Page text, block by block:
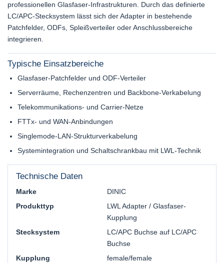
professionellen Glasfaser-Infrastrukturen. Durch das definierte
LC/APC-Stecksystem lässt sich der Adapter in bestehende
Patchfelder, ODFs, Spleißverteiler oder Anschlussbereiche
integrieren.
Typische Einsatzbereiche
Glasfaser-Patchfelder und ODF-Verteiler
Serverräume, Rechenzentren und Backbone-Verkabelung
Telekommunikations- und Carrier-Netze
FTTx- und WAN-Anbindungen
Singlemode-LAN-Strukturverkabelung
Systemintegration und Schaltschrankbau mit LWL-Technik
Technische Daten
Marke
DINIC
Produkttyp
LWL Adapter / Glasfaser-
Kupplung
Stecksystem
LC/APC Buchse auf LC/APC
Buchse
Kupplung
female/female